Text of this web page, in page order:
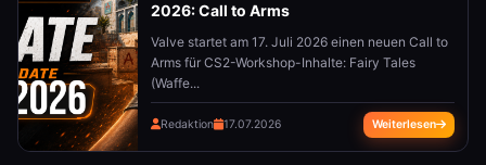
2026: Call to Arms
Valve startet am 17. Juli 2026 einen neuen Call to
Arms für CS2-Workshop-Inhalte: Fairy Tales
(Waffe...
Redaktion 17.07.2026 Weiterlesen